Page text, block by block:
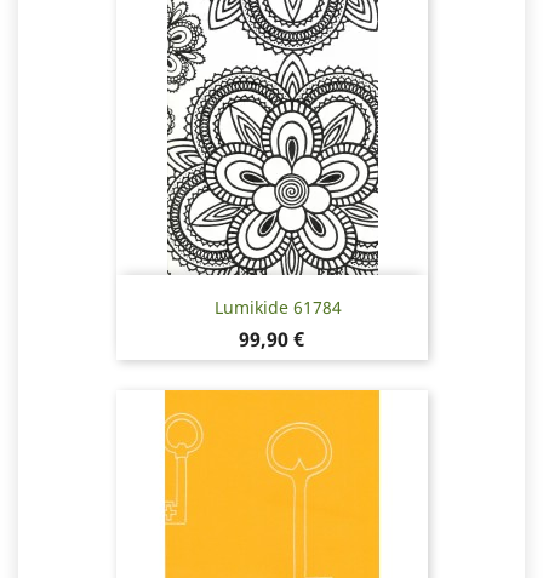
Lumikide 61784
Pris
99,90 €